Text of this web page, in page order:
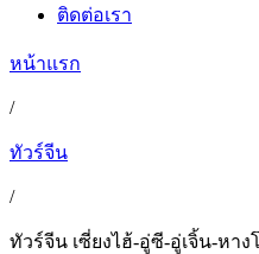
ติดต่อเรา
หน้าแรก
/
ทัวร์จีน
/
ทัวร์จีน เซี่ยงไฮ้-อู่ซี-อู่เจิ้น-หาง